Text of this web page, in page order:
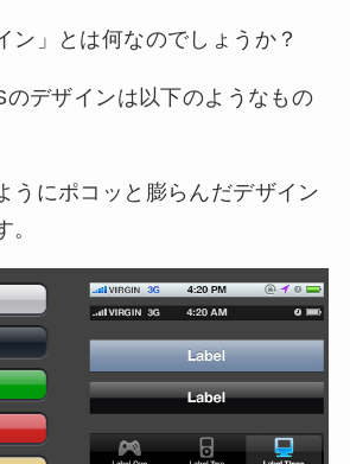
ン」とは何なのでしょうか？
のデザインは以下のようなもの
うにポコッと膨らんだデザイン